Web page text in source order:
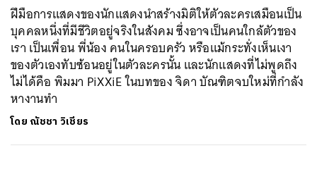
ฝีมือการแสดงของนักแสดงนำสร้างมิติให้ตัวละครเสมือนเป็น
บุคคลหนึ่งที่มีชีวิตอยู่จริงในสังคม ซึ่งอาจเป็นคนใกล้ตัวของ
เรา เป็นเพื่อน พี่น้อง คนในครอบครัว หรือแม้กระทั่งเห็นเงา
ของตัวเองทับซ้อนอยู่ในตัวละครนั้น และนักแสดงที่ไม่พูดถึง
ไม่ได้คือ พิมมา PiXXiE ในบทของ จิดา บัณฑิตจบใหม่ที่กำลัง
หางานทำ
โดย ณัชชา วิเชียร